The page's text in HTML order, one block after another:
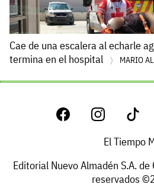
Cae de una escalera al echarle
termina en el hospital
MARIO
El Tiempo
Editorial Nuevo Almadén S.A. de
reservados